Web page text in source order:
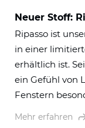
Neuer Stoff:
Ripasso ist
in einer
erhältlich ist.
ein Gefühl von
Fenstern
Mehr erfahren